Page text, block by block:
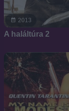
2013
A haláltúra 2